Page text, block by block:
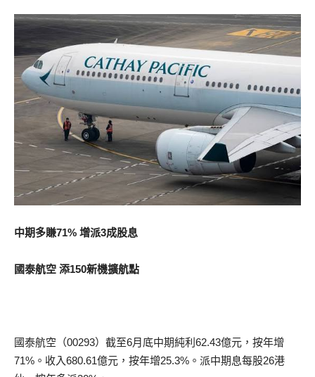
中期多賺71% 增派3成股息
國泰航空 添150新機擴航點
國泰航空（00293）截至6月底中期純利62.43億元，按年增
71%。收入680.61億元，按年增25.3%。派中期息每股26港